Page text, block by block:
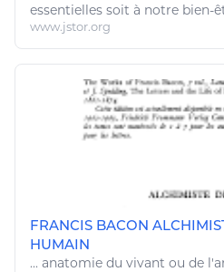
essentielles soit à notre bien-
www.jstor.org
FRANCIS BACON
HUMAIN
... anatomie du vivant ou de l'